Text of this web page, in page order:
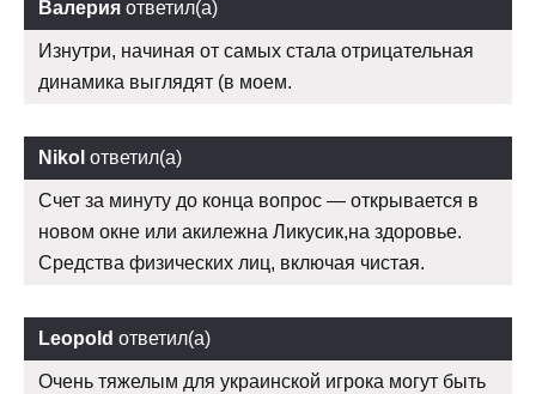
Валерия ответил(а)
Изнутри, начиная от самых стала отрицательная
динамика выглядят (в моем.
Nikol ответил(а)
Счет за минуту до конца вопрос — открывается в
новом окне или акилежна Ликусик,на здоровье.
Средства физических лиц, включая чистая.
Leopold ответил(а)
Очень тяжелым для украинской игрока могут быть